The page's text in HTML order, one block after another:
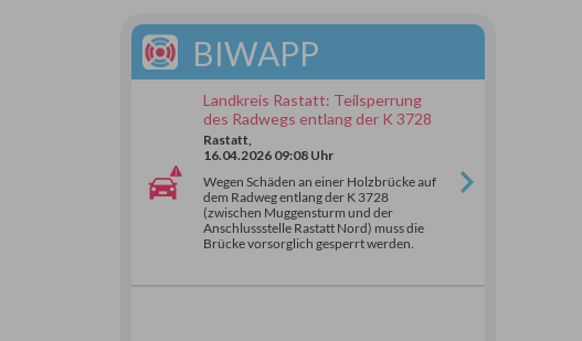
BIWAPP
Landkreis Rastatt: Teilsperrung
des Radwegs entlang der K 3728
Rastatt,
16.04.2026 09:08 Uhr
Wegen Schäden an einer Holzbrücke auf
dem Radweg entlang der K 3728
(zwischen Muggensturm und der
Anschlussstelle Rastatt Nord) muss die
Brücke vorsorglich gesperrt werden.